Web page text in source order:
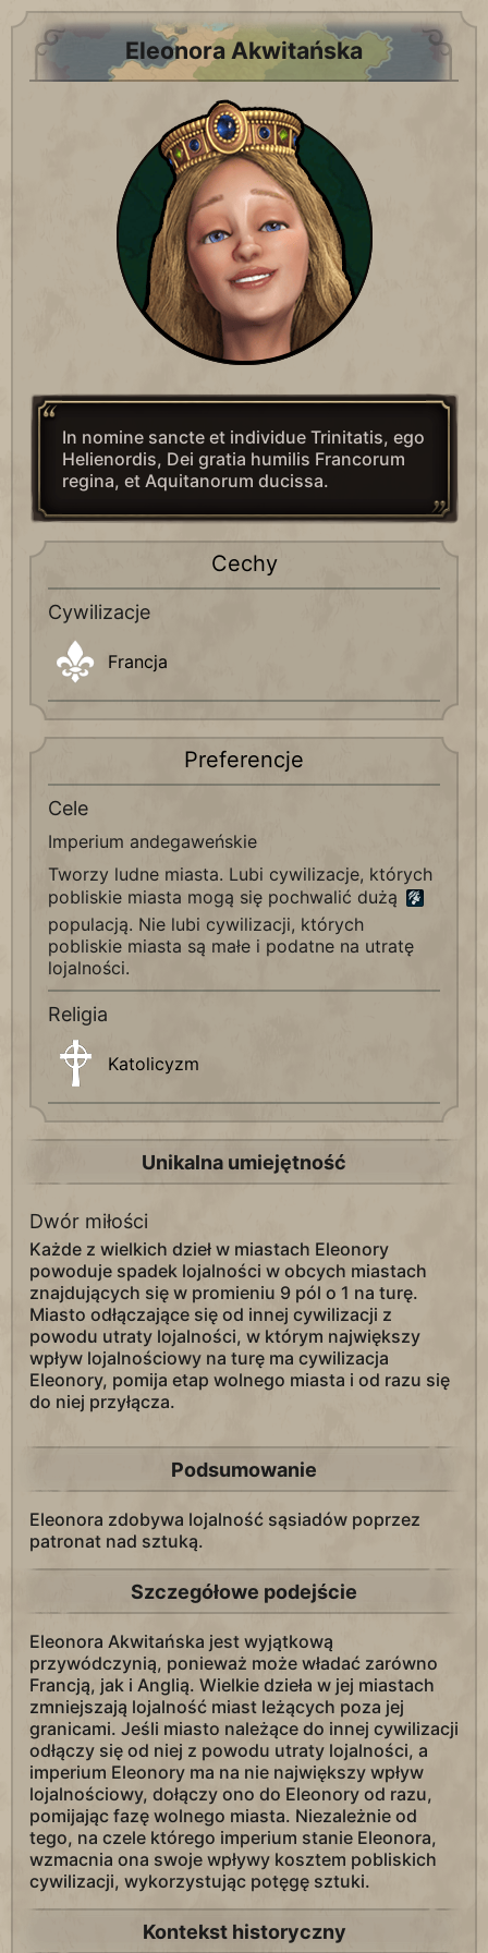
Eleonora Akwitańska
In nomine sancte et individue Trinitatis, ego
Helienordis, Dei gratia humilis Francorum
regina, et Aquitanorum ducissa.
Cechy
Cywilizacje
Francja
Preferencje
Cele
Imperium andegaweńskie
Tworzy ludne miasta. Lubi cywilizacje, których
pobliskie miasta mogą się pochwalić dużą
populacją. Nie lubi cywilizacji, których
pobliskie miasta są małe i podatne na utratę
lojalności.
Religia
Katolicyzm
Unikalna umiejętność
Dwór miłości
Każde z wielkich dzieł w miastach Eleonory
powoduje spadek lojalności w obcych miastach
znajdujących się w promieniu 9 pól o 1 na turę.
Miasto odłączające się od innej cywilizacji z
powodu utraty lojalności, w którym największy
wpływ lojalnościowy na turę ma cywilizacja
Eleonory, pomija etap wolnego miasta i od razu się
do niej przyłącza.
Podsumowanie
Eleonora zdobywa lojalność sąsiadów poprzez
patronat nad sztuką.
Szczegółowe podejście
Eleonora Akwitańska jest wyjątkową
przywódczynią, ponieważ może władać zarówno
Francją, jak i Anglią. Wielkie dzieła w jej miastach
zmniejszają lojalność miast leżących poza jej
granicami. Jeśli miasto należące do innej cywilizacji
odłączy się od niej z powodu utraty lojalności, a
imperium Eleonory ma na nie największy wpływ
lojalnościowy, dołączy ono do Eleonory od razu,
pomijając fazę wolnego miasta. Niezależnie od
tego, na czele którego imperium stanie Eleonora,
wzmacnia ona swoje wpływy kosztem pobliskich
cywilizacji, wykorzystując potęgę sztuki.
Kontekst historyczny